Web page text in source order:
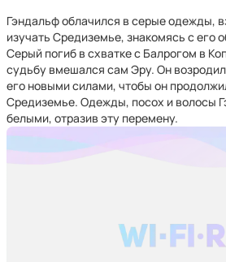
Гэндальф облачился в серые одежды,
изучать Средиземье, знакомясь с его
Серый погиб в схватке с Балрогом в
судьбу вмешался сам Эру. Он
его новыми силами, чтобы он
Средиземье. Одежды, посох и волосы
белыми, отразив эту перемену.